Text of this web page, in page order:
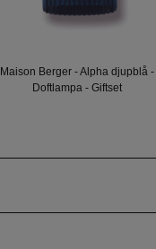
Maison Berger - Alpha djupblå -
Doftlampa - Giftset